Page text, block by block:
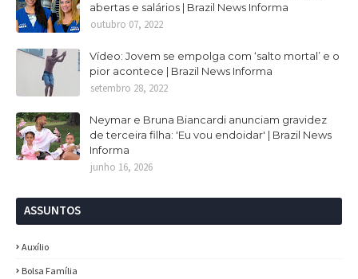
abertas e salários | Brazil News Informa
outubro 07, 2022
Vídeo: Jovem se empolga com ‘salto mortal’ e o
pior acontece | Brazil News Informa
setembro 28, 2022
Neymar e Bruna Biancardi anunciam gravidez
de terceira filha: 'Eu vou endoidar' | Brazil News
Informa
junho 16, 2026
ASSUNTOS
Auxílio
Bolsa Família